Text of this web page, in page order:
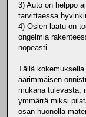
3) Auto on helppo
tarvittaessa
4) Osien laatu on
ongelmia
nopeasti.
Tällä
äärimmäisen
mukana tulevasta,
ymmärrä miksi
osan huonolla